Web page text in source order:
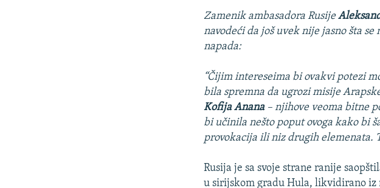
Zamenik ambasadora Rusije
navodeći da još uvek nije jasno šta
napada:
“Čijim intereseima bi ovakvi potezi
bila spremna da ugrozi misije
Kofija Anana– njihove veoma bitne
bi učinila nešto poput ovoga kako bi
provokacija ili niz drugih elemenata.
Rusija je sa svoje strane ranije
u sirijskom gradu Hula, likvidirano iz